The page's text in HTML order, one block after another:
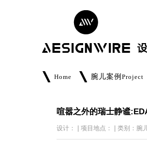
Home 腕儿案例 Project
喧嚣之外的瑞士静谧
设计： | 项目地点： | 类别：腕